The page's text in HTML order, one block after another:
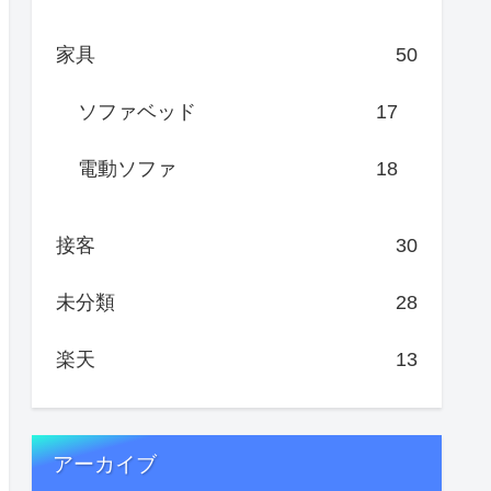
家具 50
ソファベッド 17
電動ソファ 18
接客 30
未分類 28
楽天 13
アーカイブ